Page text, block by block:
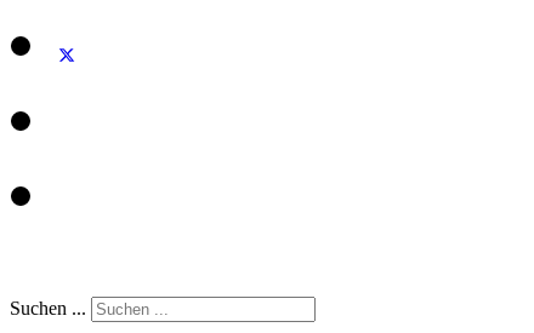
Suchen ...